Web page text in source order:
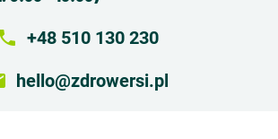
local_phone +48 510 130 230
hello@zdrowersi.pl